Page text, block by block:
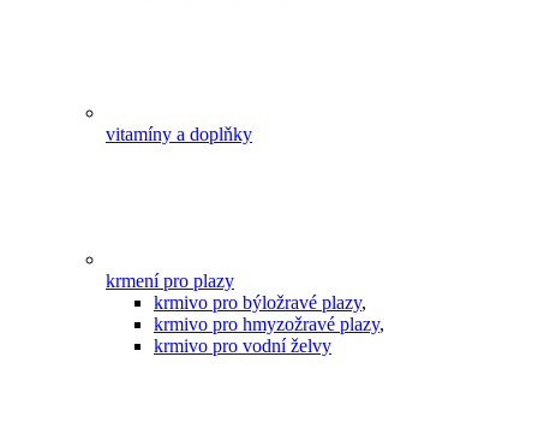
vitamíny a doplňky
krmení pro plazy
krmivo pro býložravé plazy,
krmivo pro hmyzožravé plazy,
krmivo pro vodní želvy